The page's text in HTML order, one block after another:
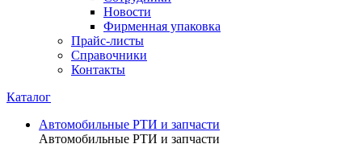
Новости
Фирменная упаковка
Прайс-листы
Справочники
Контакты
Каталог
Автомобильные РТИ и запчасти
Автомобильные РТИ и запчасти